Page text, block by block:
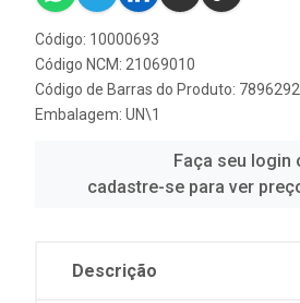
Código: 10000693
Código NCM: 21069010
Código de Barras do Produto:
Embalagem: UN\1
Faça seu login
cadastre-se para ver
Descrição